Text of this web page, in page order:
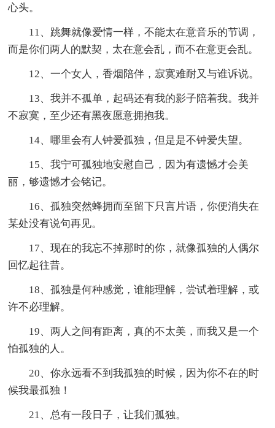
心头。
11、跳舞就像爱情一样，不能太在意音乐的节调，
而是你们两人的默契，太在意会乱，而不在意更会乱。
12、一个女人，香烟陪伴，寂寞难耐又与谁诉说。
13、我并不孤单，起码还有我的影子陪着我。我并
不寂寞，至少还有黑夜愿意拥抱我。
14、哪里会有人钟爱孤独，但是是不钟爱失望。
15、我宁可孤独地安慰自己，因为有遗憾才会美
丽，够遗憾才会铭记。
16、孤独突然蜂拥而至留下只言片语，你便消失在
某处没有说句再见。
17、现在的我忘不掉那时的你，就像孤独的人偶尔
回忆起往昔。
18、孤独是何种感觉，谁能理解，尝试着理解，或
许不必理解。
19、两人之间有距离，真的不太美，而我又是一个
怕孤独的人。
20、你永远看不到我孤独的时候，因为你不在的时
候我最孤独！
21、总有一段日子，让我们孤独。